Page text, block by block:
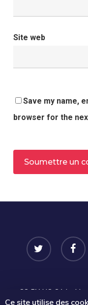
Site web
Save my name,
browser for the
twitter facebook
CC-BY-NC-SA Le
Certains droits
Ce site utilise des